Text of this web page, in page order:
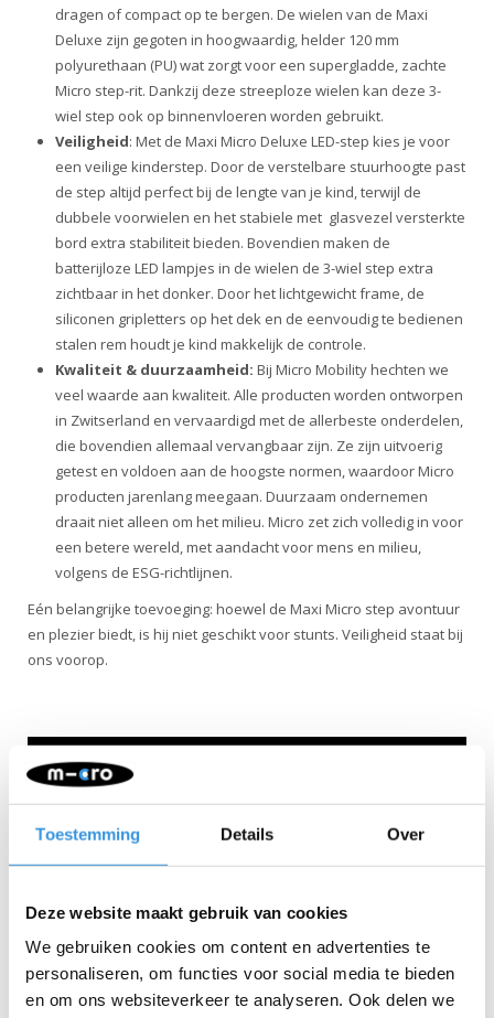
Toestemming Details Over
Deze website maakt gebruik van cookies
We gebruiken cookies om content en advertenties te
personaliseren, om functies voor social media te bieden
en om ons websiteverkeer te analyseren. Ook delen we
dragen of compact op te bergen. De wielen van de Maxi
Deluxe zijn gegoten in hoogwaardig, helder 120 mm
polyurethaan (PU) wat zorgt voor een supergladde, zachte
Micro step-rit. Dankzij deze streeploze wielen kan deze 3-
wiel step ook op binnenvloeren worden gebruikt.
Veiligheid: Met de Maxi Micro Deluxe LED-step kies je voor
een veilige kinderstep. Door de verstelbare stuurhoogte past
de step altijd perfect bij de lengte van je kind, terwijl de
dubbele voorwielen en het stabiele met glasvezel versterkte
bord extra stabiliteit bieden. Bovendien maken de
batterijloze LED lampjes in de wielen de 3-wiel step extra
zichtbaar in het donker. Door het lichtgewicht frame, de
siliconen gripletters op het dek en de eenvoudig te bedienen
stalen rem houdt je kind makkelijk de controle.
Kwaliteit & duurzaamheid: Bij Micro Mobility hechten we
veel waarde aan kwaliteit. Alle producten worden ontworpen
in Zwitserland en vervaardigd met de allerbeste onderdelen,
die bovendien allemaal vervangbaar zijn. Ze zijn uitvoerig
getest en voldoen aan de hoogste normen, waardoor Micro
producten jarenlang meegaan. Duurzaam ondernemen
draait niet alleen om het milieu. Micro zet zich volledig in voor
een betere wereld, met aandacht voor mens en milieu,
volgens de ESG-richtlijnen.
Eén belangrijke toevoeging: hoewel de Maxi Micro step avontuur
en plezier biedt, is hij niet geschikt voor stunts. Veiligheid staat bij
ons voorop.
Specificaties